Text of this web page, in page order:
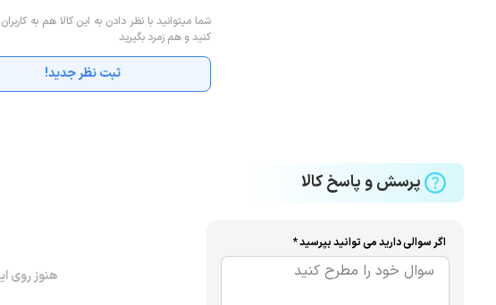
اشاره کرد که همراه با دیگر ویژگی های قابل توجه به یک انتخاب عالی برای
شما میتوانید با نظر دادن به این کالا هم به
کنید و هم زمرد بگیرید
ثبت نظر جدید!
پرسش و پاسخ کالا
اگر سوالی دارید می توانید بپرسید *
هنوز روی